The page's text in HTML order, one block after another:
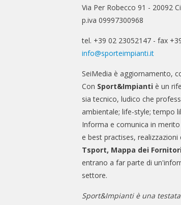
Via Per Robecco 91 - 20092
p.iva 09997300968
tel. +39 02 23052147 - fax
info@sporteimpianti.it
SeiMedia è aggiornamento,
Con Sport&Impianti è un
sia tecnico, ludico che
ambientale; life-style; tempo
Informa e comunica in
e best practises, realizzazioni
Tsport, Mappa dei
entrano a far parte di
settore.
Sport&Impianti è una